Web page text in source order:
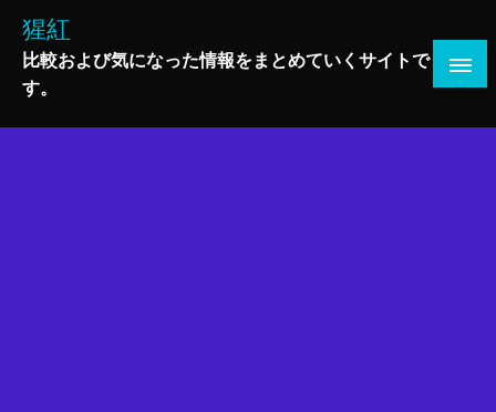
ツ
猩紅
比較および気になった情報をまとめていくサイトで
す。